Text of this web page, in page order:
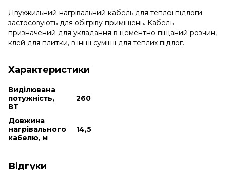
Двухжильний нагрівальний кабель для теплої підлоги
застосовують для обігріву приміщень. Кабель
призначений для укладання в цементно-піщаний розчин,
клей для плитки, в інші суміші для теплих підлог.
Характеристики
Виділювана
потужність,
ВТ
260
Довжина
нагрівального
кабелю, м
14,5
Відгуки